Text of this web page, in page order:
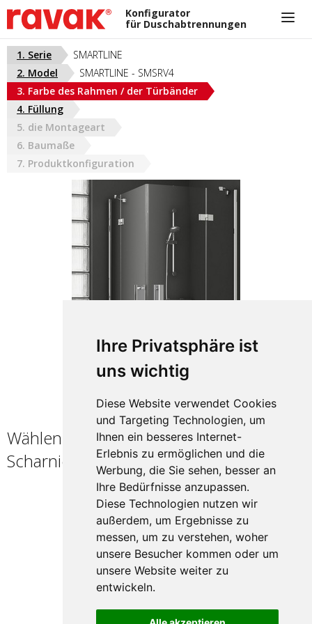
Ihre Privatsphäre ist
uns wichtig
Diese Website verwendet Cookies
und Targeting Technologien, um
Ihnen ein besseres Internet-
Erlebnis zu ermöglichen und die
Werbung, die Sie sehen, besser an
Ihre Bedürfnisse anzupassen.
Diese Technologien nutzen wir
außerdem, um Ergebnisse zu
messen, um zu verstehen, woher
unsere Besucher kommen oder um
unsere Website weiter zu
entwickeln.
Konfigurator
für Duschabtrennungen
+420 733 162 321
nikola.cizkova@ravak.com
AUSTRIA
1. Serie
SMARTLINE
2. Model
SMARTLINE - SMSRV4
3. Farbe des Rahmen / der Türbänder
4. Füllung
5. die Montageart
6. Baumaße
7. Produktkonfiguration
Wählen Sie einen Rahmen / ein
Scharnier